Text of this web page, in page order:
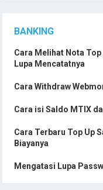
BANKING
Cara Melihat Nota
Lupa Mencatatnya
Cara Withdraw
Cara isi Saldo MTIX
Cara Terbaru Top Up
Biayanya
Mengatasi Lupa